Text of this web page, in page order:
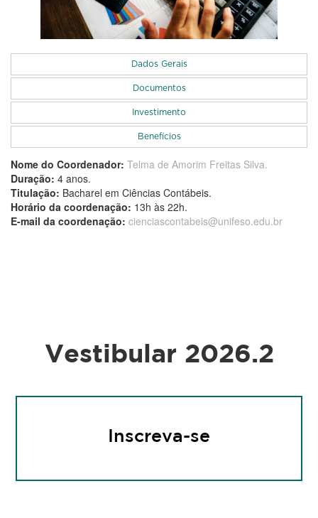
Ciências
Dados Gerais
Documentos
Investimento
Benefícios
Nome do Coordenador: Telma de Amorim Freitas Silva.
Duração: 4 anos.
Titulação: Bacharel em Ciências Contábeis.
Horário da coordenação: 13h às 22h.
E-mail da coordenação: cienciascontabeis@unifeso.edu.br
Vestibular 2026.2
Inscreva-se